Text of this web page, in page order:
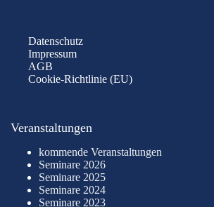
Datenschutz
Impressum
AGB
Cookie-Richtlinie (EU)
Veranstaltungen
kommende Veranstaltungen
Seminare 2026
Seminare 2025
Seminare 2024
Seminare 2023